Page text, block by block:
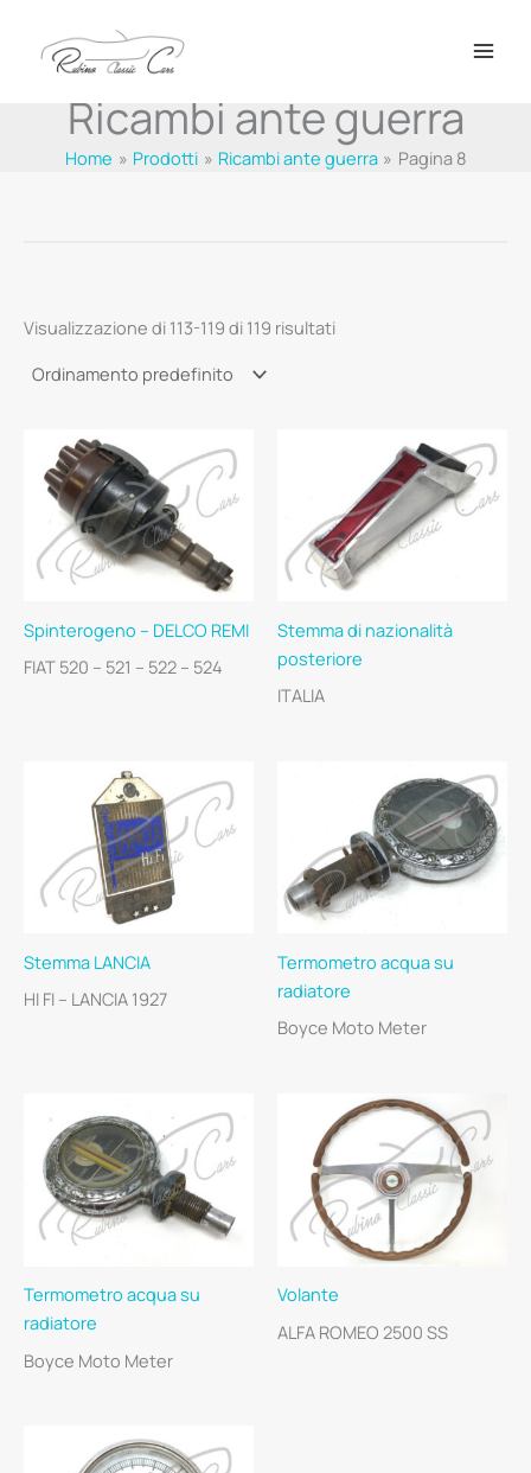
contenuto
Ricambi ante guerra
Home Prodotti Ricambi ante guerra Pagina 8
Visualizzazione di 113-119 di 119 risultati
Spinterogeno – DELCO REMI
FIAT 520 – 521 – 522 – 524
Stemma di nazionalità
posteriore
ITALIA
Stemma LANCIA
HI FI – LANCIA 1927
Termometro acqua su
radiatore
Boyce Moto Meter
Termometro acqua su
radiatore
Boyce Moto Meter
Volante
ALFA ROMEO 2500 SS